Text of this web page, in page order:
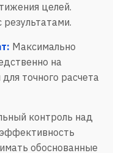
целей.
Максимально
на
точного расчета
контроль над
обоснованные